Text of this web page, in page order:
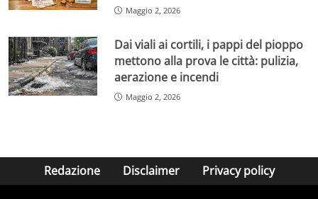
Maggio 2, 2026
Dai viali ai cortili, i pappi del pioppo
mettono alla prova le città: pulizia,
aerazione e incendi
Maggio 2, 2026
Redazione Disclaimer Privacy policy